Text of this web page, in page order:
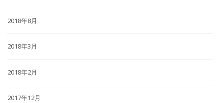
2018年8月
2018年3月
2018年2月
2017年12月